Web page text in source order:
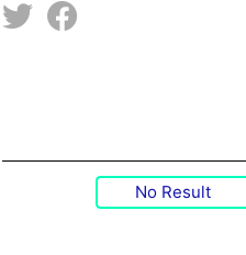
No Result